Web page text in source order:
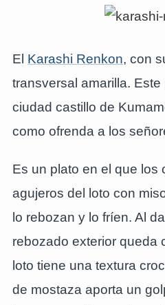
El Karashi Renkon, con
transversal amarilla.
ciudad castillo de
como ofrenda a los
Es un plato en el que los
agujeros del loto con
lo rebozan y lo fríen. Al
rebozado exterior queda
loto tiene una textura
de mostaza aporta un